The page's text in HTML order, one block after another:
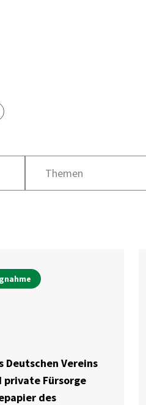
Themen
Deutschen Vereins
Fürsorge
des